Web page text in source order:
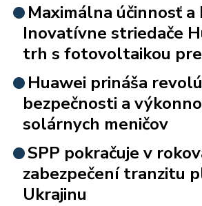
Maximálna účinnosť a
Inovatívne striedače
trh s fotovoltaikou
Huawei prináša
bezpečnosti a
solárnych meničov
SPP pokračuje v
zabezpečení tranzitu
Ukrajinu